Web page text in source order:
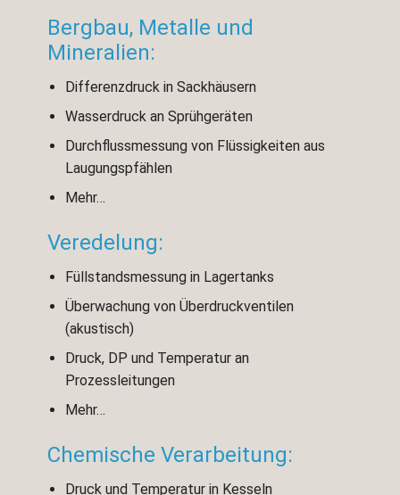
Bergbau, Metalle und
Mineralien:
Differenzdruck in Sackhäusern
Wasserdruck an Sprühgeräten
Durchflussmessung von Flüssigkeiten aus
Laugungspfählen
Mehr…
Veredelung:
Füllstandsmessung in Lagertanks
Überwachung von Überdruckventilen
(akustisch)
Druck, DP und Temperatur an
Prozessleitungen
Mehr…
Chemische Verarbeitung:
Druck und Temperatur in Kesseln